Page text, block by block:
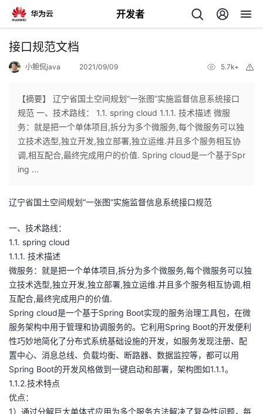
开发者
返
个
人
主
页
我
的
开
发
者
我
的
博
客
我
的
论
我
的
我
接口规范文档
小鲍侃java 2021/09/09 5.7k+
【摘要】 辽宁省国土空间规划“一张图”实施监督信息系统接口
规范 一、技术路线： 1.1. spring cloud 1.1.1. 技术描述 微服
务：就是把一个单体项目,拆分为多个微服务,每个微服务可以独
立技术选型,独立开发,独立部署,独立运维.并且多个服务相互协
调,相互配合,最终完成用户的价值. Spring cloud是一个基于Spr
ing ...
辽宁省国土空间规划“一张图”实施监督信息系统接口规范
一、技术路线：
1.1. spring cloud
1.1.1. 技术描述
微服务：就是把一个单体项目,拆分为多个微服务,每个微服务可以独
立技术选型,独立开发,独立部署,独立运维.并且多个服务相互协调,相
互配合,最终完成用户的价值.
Spring cloud是一个基于Spring Boot实现的服务治理工具包，在微
服务架构中用于管理和协调服务的。它利用Spring Boot的开发便利
性巧妙地简化了分布式系统基础设施的开发，如服务发现注册、配
置中心、消息总线、负载均衡、断路器、数据监控等，都可以用
Spring Boot的开发风格做到一键启动和部署，架构图如1.1.1。
1.1.2.技术特点
优点：
1）通过分解巨大单体式应用为多个服务方法解决了复杂性问题，每